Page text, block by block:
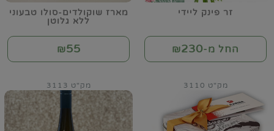
זר פינק ליידי
החל מ-₪230
מארז שוקולדים-סולו טבעוני
ללא גלוטן
₪55
מק"ט 3110 מק"ט 3113